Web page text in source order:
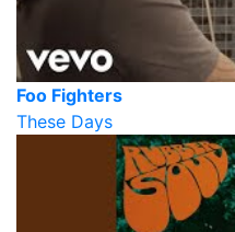
Foo Fighters
These Days